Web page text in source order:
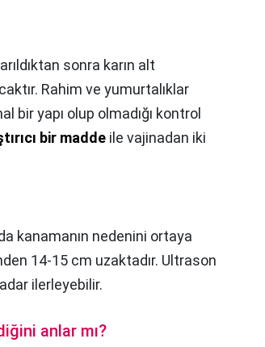
sonra karın alt
Rahim ve yumurtalıklar
bir yapı olup olmadığı kontrol
bir madde ile vajinadan iki
kanamanın nedenini ortaya
14-15 cm uzaktadır. Ultrason
ilerleyebilir.
anlar mı?